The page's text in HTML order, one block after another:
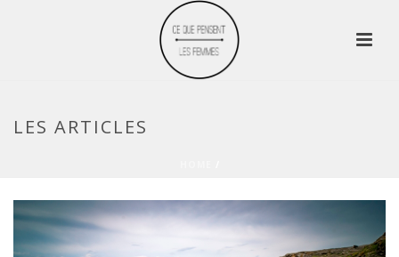
LES ARTICLES